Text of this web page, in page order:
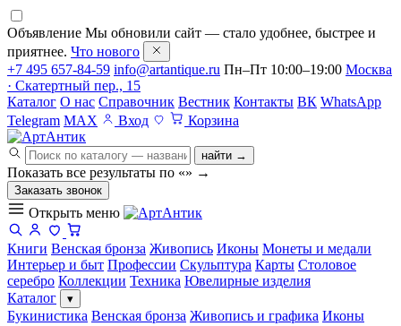
Объявление Мы обновили сайт — стало удобнее, быстрее и
приятнее. Что нового
+7 495 657-84-59 info@artantique.ru Пн–Пт 10:00–19:00 Москва
· Скатертный пер., 15
Каталог О нас Справочник Вестник Контакты ВК WhatsApp
Telegram MAX Вход Корзина
найти →
Показать все результаты по «» →
Заказать звонок
Открыть меню
Книги Венская бронза Живопись Иконы Монеты и медали
Интерьер и быт Профессии Скульптура Карты Столовое
серебро Коллекции Техника Ювелирные изделия
Каталог
▾
Букинистика Венская бронза Живопись и графика Иконы